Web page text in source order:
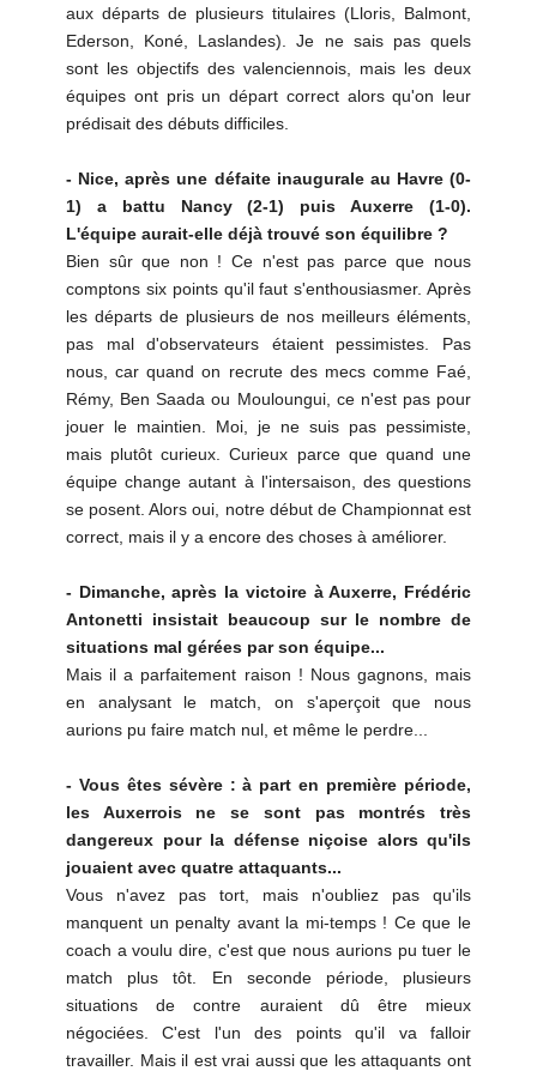
aux départs de plusieurs titulaires (Lloris, Balmont,
Ederson, Koné, Laslandes). Je ne sais pas quels
sont les objectifs des valenciennois, mais les deux
équipes ont pris un départ correct alors qu'on leur
prédisait des débuts difficiles.
- Nice, après une défaite inaugurale au Havre (0-
1) a battu Nancy (2-1) puis Auxerre (1-0).
L'équipe aurait-elle déjà trouvé son équilibre ?
Bien sûr que non ! Ce n'est pas parce que nous
comptons six points qu'il faut s'enthousiasmer. Après
les départs de plusieurs de nos meilleurs éléments,
pas mal d'observateurs étaient pessimistes. Pas
nous, car quand on recrute des mecs comme Faé,
Rémy, Ben Saada ou Mouloungui, ce n'est pas pour
jouer le maintien. Moi, je ne suis pas pessimiste,
mais plutôt curieux. Curieux parce que quand une
équipe change autant à l'intersaison, des questions
se posent. Alors oui, notre début de Championnat est
correct, mais il y a encore des choses à améliorer.
- Dimanche, après la victoire à Auxerre, Frédéric
Antonetti insistait beaucoup sur le nombre de
situations mal gérées par son équipe...
Mais il a parfaitement raison ! Nous gagnons, mais
en analysant le match, on s'aperçoit que nous
aurions pu faire match nul, et même le perdre...
- Vous êtes sévère : à part en première période,
les Auxerrois ne se sont pas montrés très
dangereux pour la défense niçoise alors qu'ils
jouaient avec quatre attaquants...
Vous n'avez pas tort, mais n'oubliez pas qu'ils
manquent un penalty avant la mi-temps ! Ce que le
coach a voulu dire, c'est que nous aurions pu tuer le
match plus tôt. En seconde période, plusieurs
situations de contre auraient dû être mieux
négociées. C'est l'un des points qu'il va falloir
travailler. Mais il est vrai aussi que les attaquants ont